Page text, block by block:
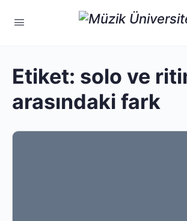
Etiket: solo ve
arasındaki fark